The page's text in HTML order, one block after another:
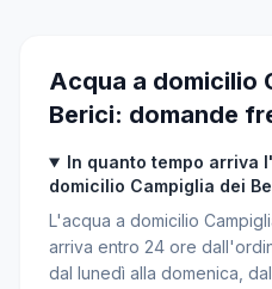
Acqua a domicilio
Berici: domande
In quanto tempo arriva
domicilio Campiglia dei
L'acqua a domicilio
arriva entro 24 ore
dal lunedì alla domenica,